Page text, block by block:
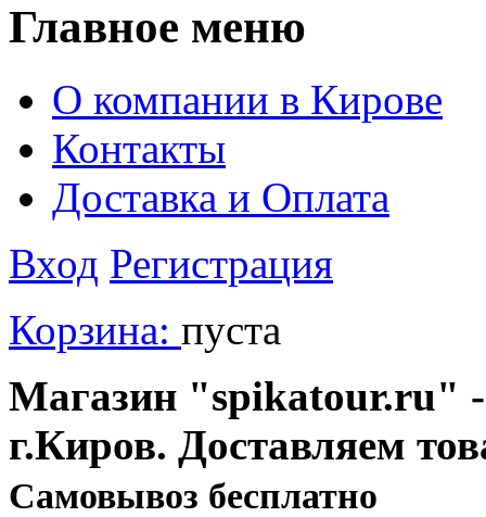
Главное меню
О компании в Кирове
Контакты
Доставка и Оплата
Вход Регистрация
Корзина: пуста
Магазин "spikatour.ru" -
г.Киров. Доставляем
Cамовывоз бесплатно